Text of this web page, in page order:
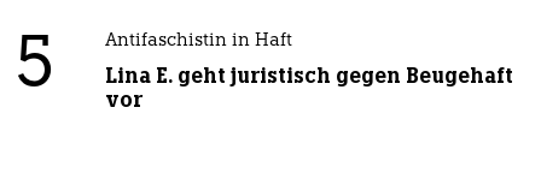
5 Antifaschistin in Haft
Lina E. geht juristisch gegen Beugehaft
vor